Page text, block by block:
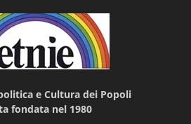
e Cultura dei Popoli
fondata nel 1980